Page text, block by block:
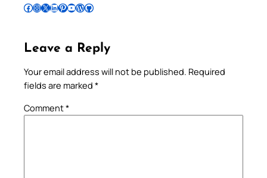
Follow Pradeep on Facebook Follow Pradeep on InstagramFollow Pradeep on X Follow Pradeep on LinkedIn Follow Pradeep on Pinterest Subscribe to Pradeep’s Youtube Channel Follow Pradeep on WordPress Follow Pradeep on GitHub
Leave a Reply
Your email address will not be published. Required
fields are marked *
Comment*